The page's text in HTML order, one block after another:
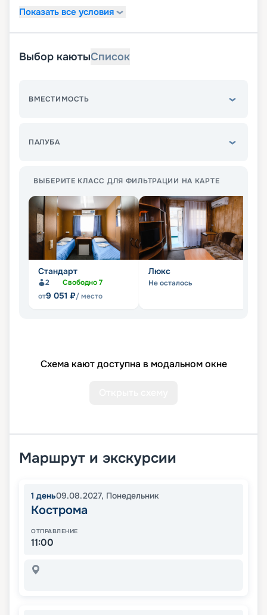
Показать все условия
Выбор каютыСписок
ВМЕСТИМОСТЬ
ПАЛУБА
ВЫБЕРИТЕ КЛАСС ДЛЯ ФИЛЬТРАЦИИ НА КАРТЕ
Стандарт
2 Свободно7
от9 051 ₽/ место
Люкс
Не осталось
Схема кают доступна в модальном окне
Маршрут и экскурсии
1 день09.08.2027, Понедельник
Кострома
ОТПРАВЛЕНИЕ
11:00